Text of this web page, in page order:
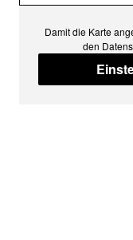
Damit die Karte
den